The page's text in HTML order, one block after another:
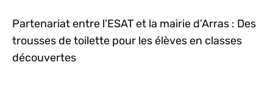
Partenariat entre l’ESAT et la mairie d’Arras : Des
trousses de toilette pour les élèves en classes
découvertes